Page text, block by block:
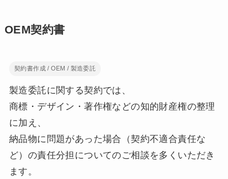
OEM契約書
契約書作成 / OEM / 製造委託
製造委託に関する契約では、
商標・デザイン・著作権などの知的財産権の整理
に加え、
納品物に問題があった場合（契約不適合責任な
ど）の責任分担についてのご相談を多くいただき
ます。